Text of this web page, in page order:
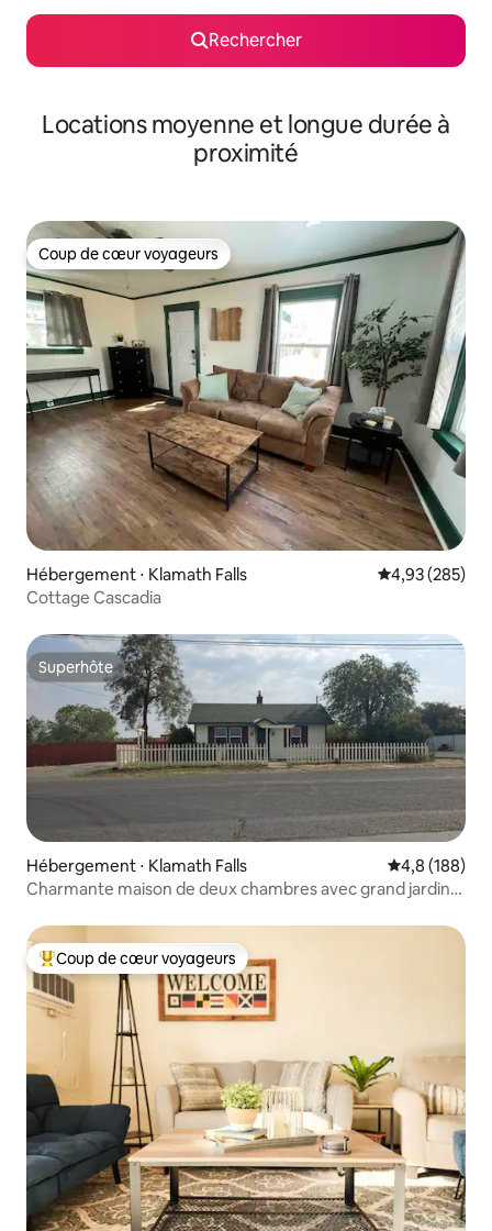
Rechercher
Locations moyenne et longue durée à
proximité
Coup de cœur voyageurs
Coup de cœur voyageurs
Hébergement ⋅ Klamath Falls Évaluation
4,93 (285)
Cottage Cascadia
Superhôte
Superhôte
Hébergement ⋅ Klamath Falls Évaluation
4,8 (188)
Charmante maison de deux chambres avec grand jardin
Coups de cœur voyageurs les plus appréciés
Coup de cœur voyageurs